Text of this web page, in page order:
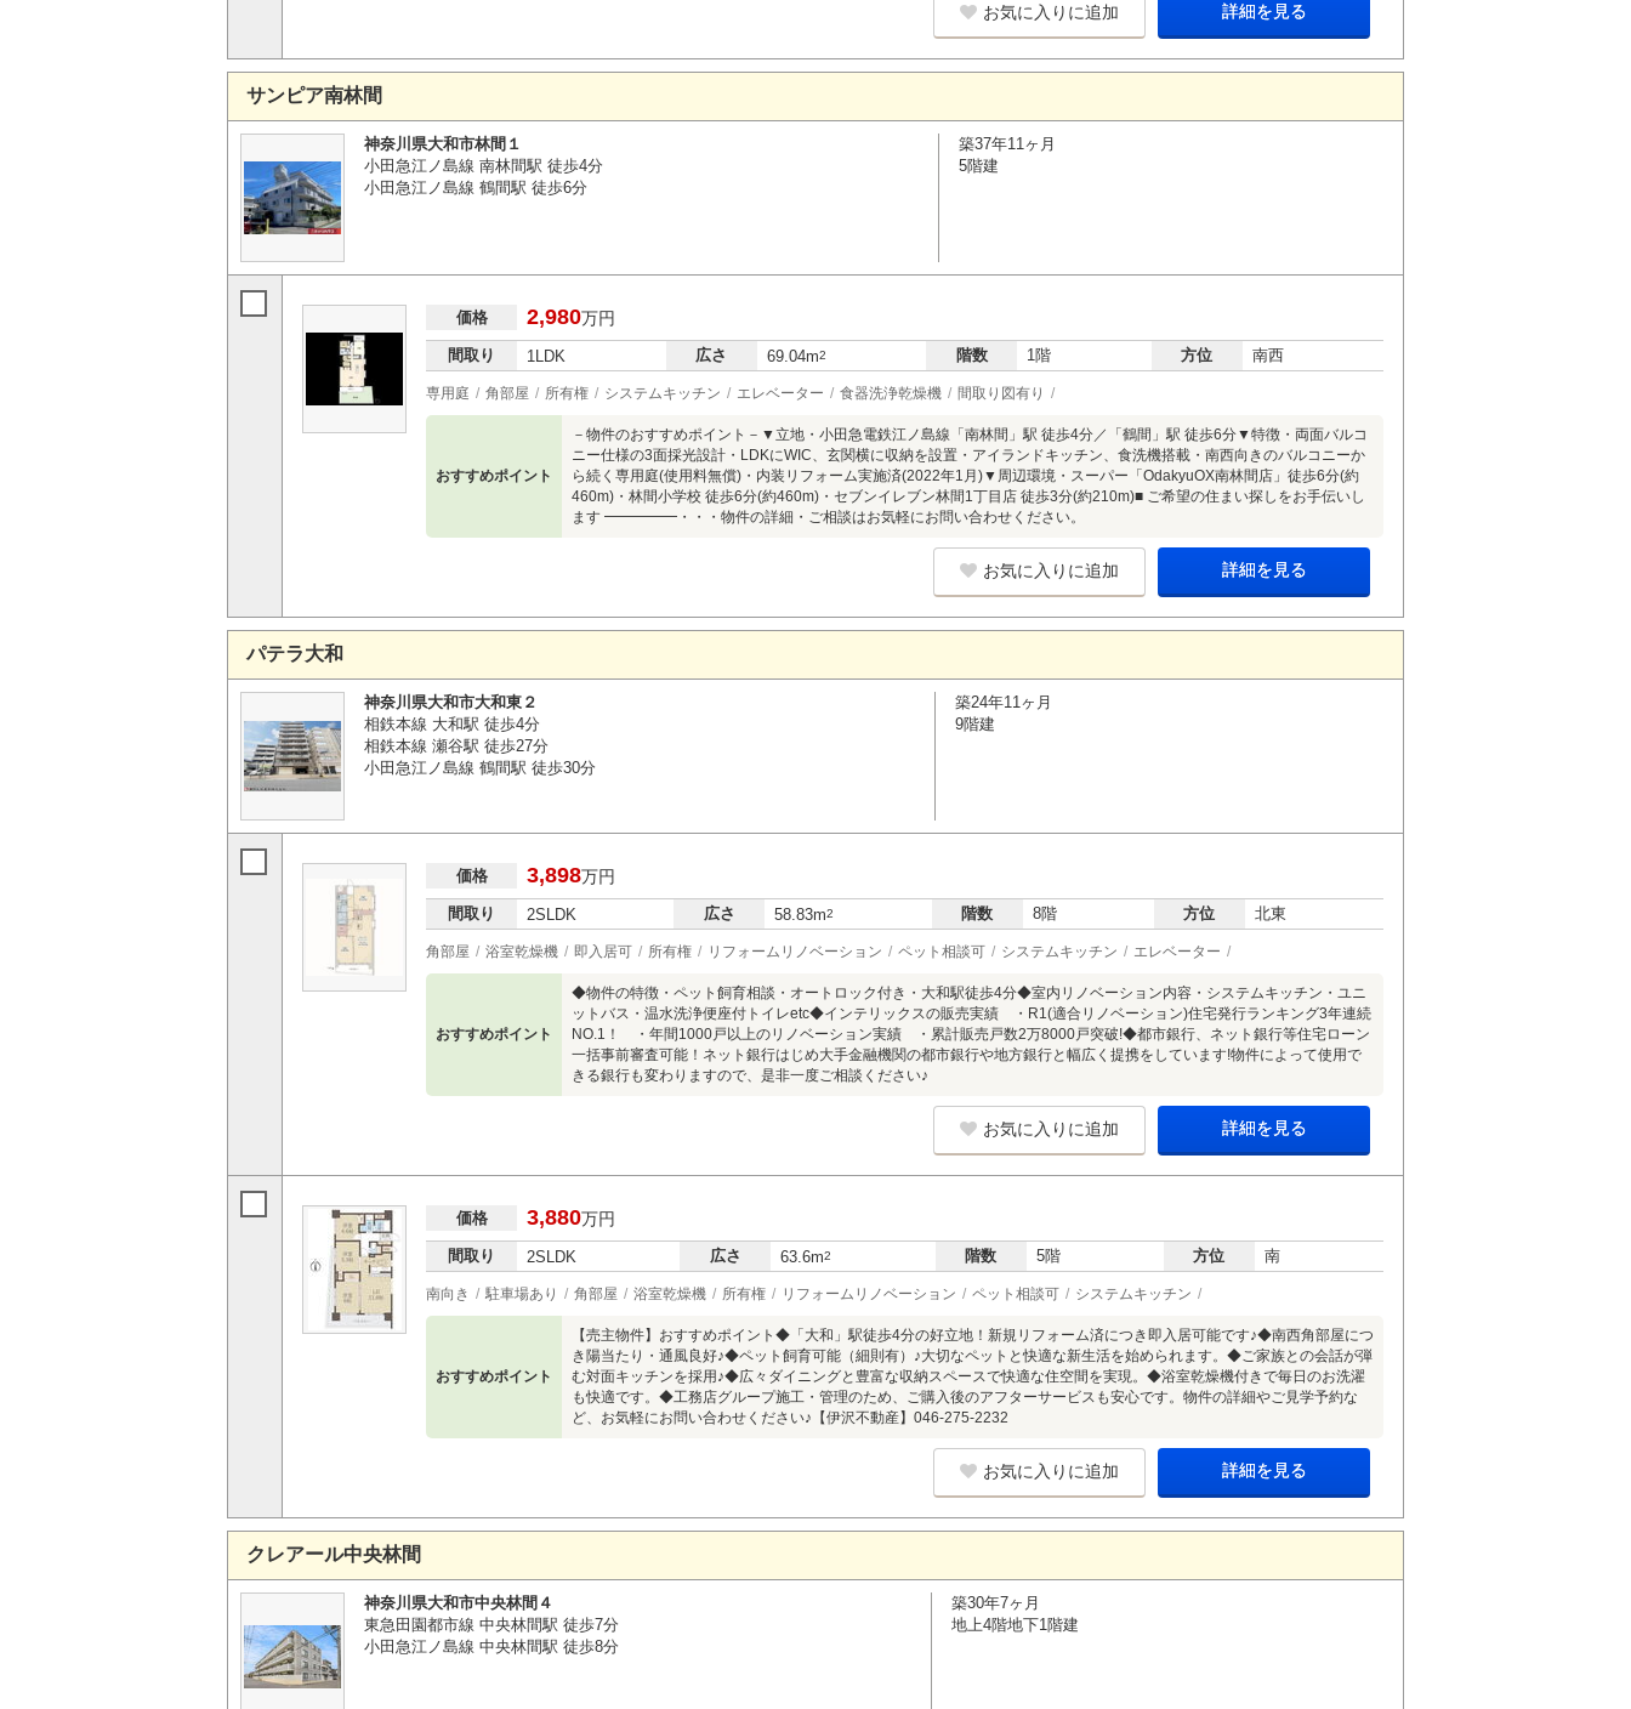
お気に入りに追加 詳細を見る
サンピア南林間
神奈川県大和市林間１
小田急江ノ島線 南林間駅 徒歩4分
小田急江ノ島線 鶴間駅 徒歩6分
築37年11ヶ月
5階建
価格 2,980万円
間取り 1LDK 広さ 69.04m2 階数 1階 方位 南西
専用庭 角部屋 所有権 システムキッチン エレベーター 食器洗浄乾燥機 間取り図有り
おすすめポイント
－物件のおすすめポイント－▼立地・小田急電鉄江ノ島線「南林間」駅 徒歩4分／「鶴間」駅 徒歩6分▼特徴・両面バルコ
ニー仕様の3面採光設計・LDKにWIC、玄関横に収納を設置・アイランドキッチン、食洗機搭載・南西向きのバルコニーか
ら続く専用庭(使用料無償)・内装リフォーム実施済(2022年1月)▼周辺環境・スーパー「OdakyuOX南林間店」徒歩6分(約
460m)・林間小学校 徒歩6分(約460m)・セブンイレブン林間1丁目店 徒歩3分(約210m)■ ご希望の住まい探しをお手伝いし
ます ━━━━━・・・物件の詳細・ご相談はお気軽にお問い合わせください。
お気に入りに追加 詳細を見る
パテラ大和
神奈川県大和市大和東２
相鉄本線 大和駅 徒歩4分
相鉄本線 瀬谷駅 徒歩27分
小田急江ノ島線 鶴間駅 徒歩30分
築24年11ヶ月
9階建
価格 3,898万円
間取り 2SLDK 広さ 58.83m2 階数 8階 方位 北東
角部屋 浴室乾燥機 即入居可 所有権 リフォームリノベーション ペット相談可 システムキッチン エレベーター
おすすめポイント
◆物件の特徴・ペット飼育相談・オートロック付き・大和駅徒歩4分◆室内リノベーション内容・システムキッチン・ユニ
ットバス・温水洗浄便座付トイレetc◆インテリックスの販売実績 ・R1(適合リノベーション)住宅発行ランキング3年連続
NO.1！ ・年間1000戸以上のリノベーション実績 ・累計販売戸数2万8000戸突破!◆都市銀行、ネット銀行等住宅ローン
一括事前審査可能！ネット銀行はじめ大手金融機関の都市銀行や地方銀行と幅広く提携をしています!物件によって使用で
きる銀行も変わりますので、是非一度ご相談ください♪
お気に入りに追加 詳細を見る
価格 3,880万円
間取り 2SLDK 広さ 63.6m2 階数 5階 方位 南
南向き 駐車場あり 角部屋 浴室乾燥機 所有権 リフォームリノベーション ペット相談可 システムキッチン
おすすめポイント
【売主物件】おすすめポイント◆「大和」駅徒歩4分の好立地！新規リフォーム済につき即入居可能です♪◆南西角部屋につ
き陽当たり・通風良好♪◆ペット飼育可能（細則有）♪大切なペットと快適な新生活を始められます。◆ご家族との会話が弾
む対面キッチンを採用♪◆広々ダイニングと豊富な収納スペースで快適な住空間を実現。◆浴室乾燥機付きで毎日のお洗濯
も快適です。◆工務店グループ施工・管理のため、ご購入後のアフターサービスも安心です。物件の詳細やご見学予約な
ど、お気軽にお問い合わせください♪【伊沢不動産】046-275-2232
お気に入りに追加 詳細を見る
クレアール中央林間
神奈川県大和市中央林間４
東急田園都市線 中央林間駅 徒歩7分
小田急江ノ島線 中央林間駅 徒歩8分
築30年7ヶ月
地上4階地下1階建